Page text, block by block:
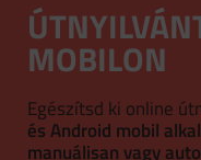
MOBILON
Egészítsd ki online
és Android mobil
manuálisan vagy